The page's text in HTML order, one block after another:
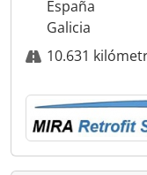
España
Galicia
10.631